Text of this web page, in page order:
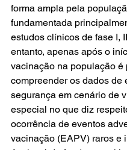
forma ampla pela
fundamentada
estudos clínicos de fase I,
entanto, apenas após o
vacinação na população é
compreender os dados de
segurança em cenário de
especial no que diz
ocorrência de eventos
vacinação (EAPV) raros e